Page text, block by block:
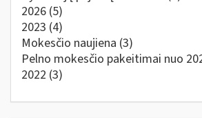
2026 (5)
2023 (4)
Mokesčio naujiena (3)
Pelno mokesčio pakeitimai nuo
2022 (3)